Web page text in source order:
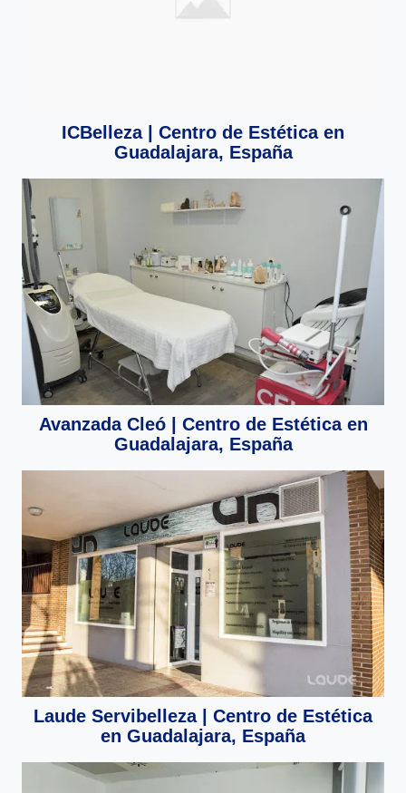
ICBelleza | Centro de Estética en
Guadalajara, España
Avanzada Cleó | Centro de Estética en
Guadalajara, España
Laude Servibelleza | Centro de Estética
en Guadalajara, España